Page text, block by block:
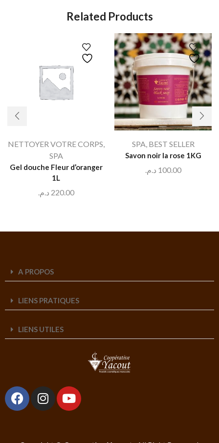
Related Products
NETTOYER VOTRE CORPS,
SPA
Gel douche Fleur d’oranger
1L
220.00 د.م.
SPA, BEST SELLER
Savon noir la rose 1KG
100.00 د.م.
A PROPOS
LIENS PRATIQUES
LIENS UTILES